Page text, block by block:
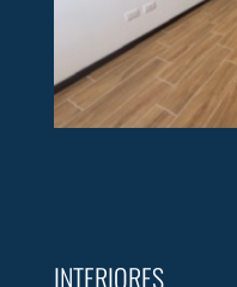
INTERIORES